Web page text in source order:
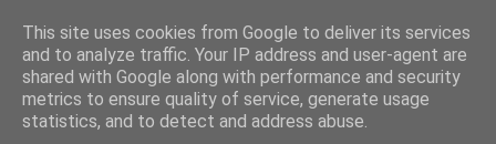
This site uses cookies from Google to deliver its services
and to analyze traffic. Your IP address and user-agent are
shared with Google along with performance and security
metrics to ensure quality of service, generate usage
statistics, and to detect and address abuse.